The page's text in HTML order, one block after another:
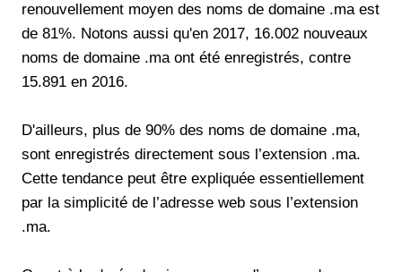
renouvellement moyen des noms de domaine .ma est
de 81%. Notons aussi qu'en 2017, 16.002 nouveaux
noms de domaine .ma ont été enregistrés, contre
15.891 en 2016.
D'ailleurs, plus de 90% des noms de domaine .ma,
sont enregistrés directement sous l’extension .ma.
Cette tendance peut être expliquée essentiellement
par la simplicité de l’adresse web sous l’extension
.ma.